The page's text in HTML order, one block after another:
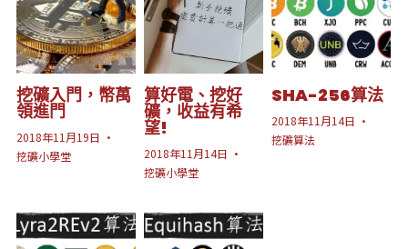
挖礦入門，幣萬
領進門
2018年11月19日 ·
挖礦小學堂
算好電、挖好
礦，收益有希
望!
2018年11月14日 ·
挖礦小學堂
SHA-256算法
2018年11月14日 ·
挖礦算法